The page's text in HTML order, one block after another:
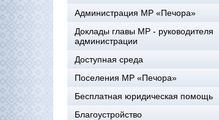
Администрация МР «Печора»
Доклады главы МР - руководителя
администрации
Доступная среда
Поселения МР «Печора»
Бесплатная юридическая помощь
Благоустройство